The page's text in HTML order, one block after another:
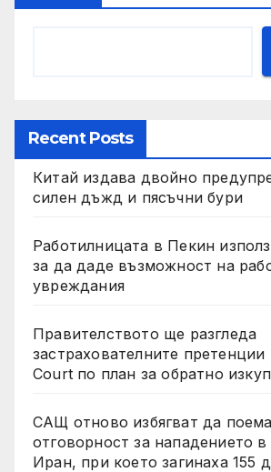
Recent Posts
Китай издава двойно
силен дъжд и пясъчни бури
Работилницата в Пекин
за да даде възможност на
увреждания
Правителството ще разгледа
застрахователните претенции
Court по план за обратно
САЩ отново избягват да
отговорност за нападението
Иран, при което загинаха 155